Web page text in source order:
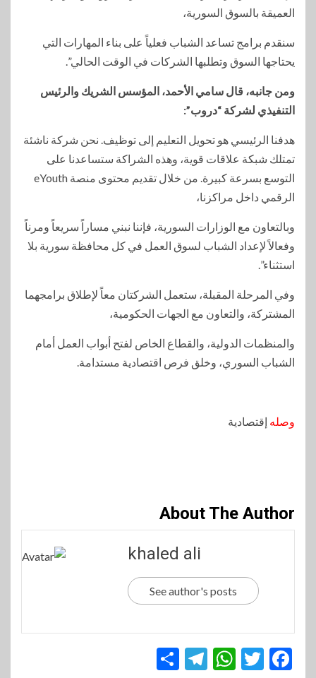
العميقة بالسوق السورية،
سنقدم برامج تساعد الشباب فعلياً على بناء المهارات التي
يحتاجها السوق وتطلبها الشركات في الوقت الحالي”.
ومن جانبه، قال سامي الأحمد، المؤسس الشريك والرئيس
التنفيذي لشركة “دروب”:
هدفنا الرئيسي هو تحويل التعليم إلى توظيف. نحن شركة ناشئة
تمتلك شبكة علاقات قوية، وهذه الشراكة ستساعدنا على
التوسع بسرعة كبيرة. من خلال تقديم محتوى منصة eYouth
الرقمي داخل مراكزنا،
وبالتعاون مع الوزارات السورية، فإننا نبني مساراً سريعاً ومرناً
وفعالاً لإعداد الشباب لسوق العمل في كل محافظة سورية بلا
استثناء”.
وفي المرحلة المقبلة، ستعمل الشركتان معاً لإطلاق برامجهما
المشتركة، والتعاون مع الجهات الحكومية،
والمنظمات الدولية، والقطاع الخاص لفتح أبواب العمل أمام
الشباب السوري، وخلق فرص اقتصادية مستدامة.
وصله إقتصادية
About The Author
khaled ali
See author's posts
Facebook
Twitter
WhatsApp
Telegram